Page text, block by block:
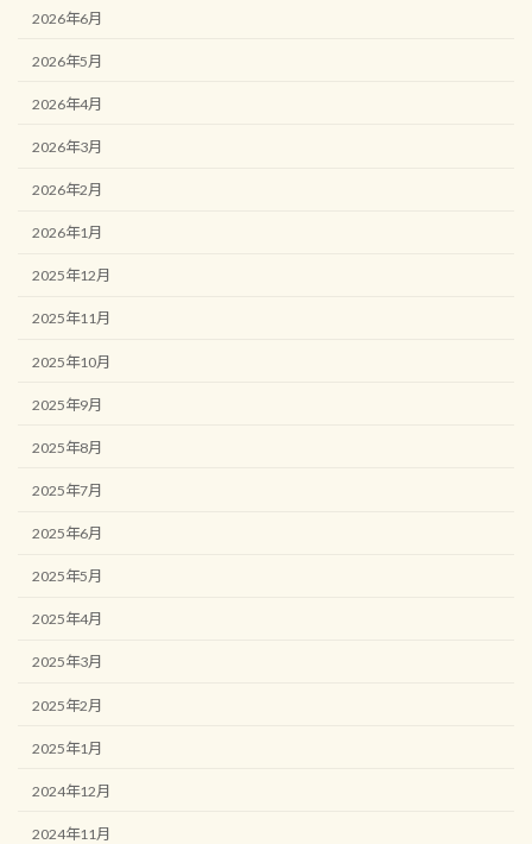
2026年6月
2026年5月
2026年4月
2026年3月
2026年2月
2026年1月
2025年12月
2025年11月
2025年10月
2025年9月
2025年8月
2025年7月
2025年6月
2025年5月
2025年4月
2025年3月
2025年2月
2025年1月
2024年12月
2024年11月